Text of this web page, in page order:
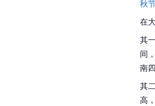
秋
在
其
间
南
其
高